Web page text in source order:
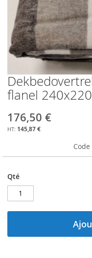
Skip
to
the
of
the
flanel
176,50 €
145,87 €
Qté